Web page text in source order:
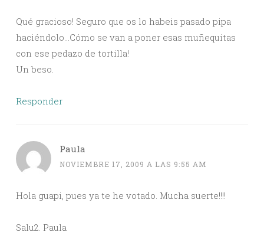
Qué gracioso! Seguro que os lo habeis pasado pipa
haciéndolo…Cómo se van a poner esas muñequitas
con ese pedazo de tortilla!
Un beso.
Responder
Paula
NOVIEMBRE 17, 2009 A LAS 9:55 AM
Hola guapi, pues ya te he votado. Mucha suerte!!!!
Salu2. Paula